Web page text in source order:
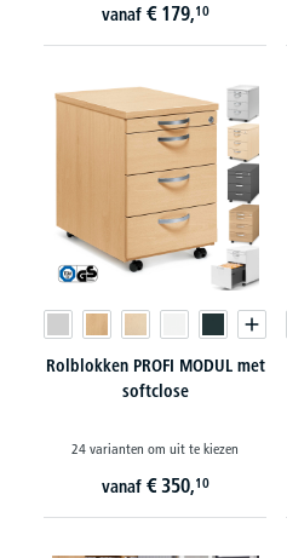
vanaf € 179,10
Rolblokken PROFI MODUL met
softclose
24 varianten om uit te kiezen
vanaf € 350,10